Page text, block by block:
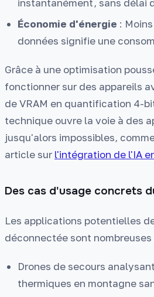
instantanément, sans délai
Économie d'énergie :
données signifie une
Grâce à une optimisation
fonctionner sur des appareils
de VRAM en quantification 4-
technique ouvre la voie à des
jusqu'alors impossibles,
article sur l'intégration de l'IA
Des cas d'usage concrets
Les applications potentielles
déconnectée sont nombreuses
Drones de secours
thermiques en montagne